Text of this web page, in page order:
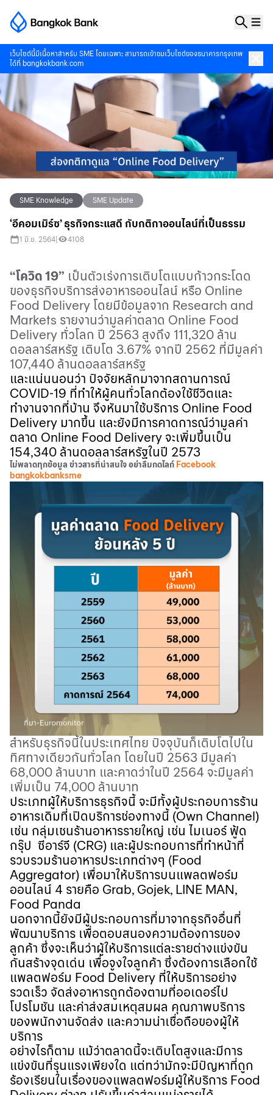
เว็บไซต์นี้มีเนื้อหาสำหรับ SME โดยเฉพาะ สามารถเข้าชมเว็บไซต์ของธนาคารกรุงเทพ
ได้ที่ bangkokbank.com
SME Knowledge SME Update
‘อีคอมเมิร์ซ’ ธุรกิจกระแสดี กับกติกาออนไลน์ที่เป็นธรรม
1 มิ.ย. 2564 4108
“โควิด 19” เป็นตัวเร่งการเติบโตแบบก้าวกระโดด
ของธุรกิจบริการส่งอาหารออนไลน์ หรือ Online
Food Delivery โดยมีข้อมูลจาก Research and
Markets รายงานว่ามูลค่าตลาด Online Food
Delivery ทั่วโลก ปี 2563 สูงถึง 111,320 ล้าน
ดอลลาร์สหรัฐ เติบโต 3.67% จากปี 2562 ที่มีมูลค่า
107,440 ล้านดอลลาร์สหรัฐ
และแน่นนอนว่า ปัจจัยหลักมาจากสถานการณ์
COVID-19 ที่ทำให้ผู้คนทั่วโลกต้องใช้ชีวิตและ
ทำงานจากที่บ้าน จึงหันมาใช้บริการ Online Food
Delivery มากขึ้น และยังมีการคาดการณ์ว่ามูลค่า
ตลาด Online Food Delivery จะเพิ่มขึ้นเป็น
154,340 ล้านดอลลาร์สหรัฐในปี 2573
ไม่พลาดทุกข้อมูล ข่าวสารที่น่าสนใจ อย่าลืมกดไลก์ Facebook
bangkokbanksme
สำหรับธุรกิจนี้ในประเทศไทย ปัจจุบันก็เติบโตไปใน
ทิศทางเดียวกันทั่วโลก โดยในปี 2563 มีมูลค่า
68,000 ล้านบาท และคาดว่าในปี 2564 จะมีมูลค่า
เพิ่มเป็น 74,000 ล้านบาท
ประเภทผู้ให้บริการธุรกิจนี้ จะมีทั้งผู้ประกอบการร้าน
อาหารเดิมที่เปิดบริการช่องทางนี้ (Own Channel)
เช่น กลุ่มเชนร้านอาหารรายใหญ่ เช่น ไมเนอร์ ฟู้ด
กรุ๊ป ซีอาร์จี (CRG) และผู้ประกอบการที่ทำหน้าที่
รวบรวมร้านอาหารประเภทต่างๆ (Food
Aggregator) เพื่อมาให้บริการบนแพลตฟอร์ม
ออนไลน์ 4 รายคือ Grab, Gojek, LINE MAN,
Food Panda
นอกจากนี้ยังมีผู้ประกอบการที่มาจากธุรกิจอื่นที่
พัฒนาบริการ เพื่อตอบสนองความต้องการของ
ลูกค้า ซึ่งจะเห็นว่าผู้ให้บริการแต่ละรายต่างแข่งขัน
กันสร้างจุดเด่น เพื่อจูงใจลูกค้า ซึ่งต้องการเลือกใช้
แพลตฟอร์ม Food Delivery ที่ให้บริการอย่าง
รวดเร็ว จัดส่งอาหารถูกต้องตามที่ออเดอร์ไป
โปรโมชัน และค่าส่งสมเหตุสมผล คุณภาพบริการ
ของพนักงานจัดส่ง และความน่าเชื่อถือของผู้ให้
บริการ
อย่างไรก็ตาม แม้ว่าตลาดนี้จะเติบโตสูงและมีการ
แข่งขันที่รุนแรงเพียงใด แต่ทว่ามักจะมีปัญหาที่ถูก
ร้องเรียนในเรื่องของแพลตฟอร์มผู้ให้บริการ Food